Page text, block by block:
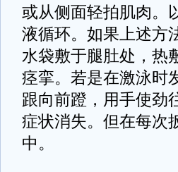
或从侧面轻拍肌肉。
液循环。如果上述方
水袋敷于腿肚处，热
痉挛。若是在激泳时
跟向前蹬，用手使劲
症状消失。但在每次
中。